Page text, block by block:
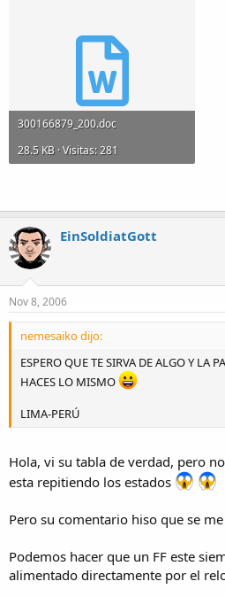
300166879_200.doc
28.5 KB · Visitas: 281
EinSoldiatGott
Nov 8, 2006
nemesaiko dijo:
ESPERO QUE TE SIRVA DE ALGO Y LA
HACES LO MISMO
LIMA-PERÚ
Hola, vi su tabla de verdad, pero
esta repitiendo los estados
Pero su comentario hiso que se
Podemos hacer que un FF este
alimentado directamente por el